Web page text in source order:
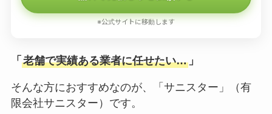
※公式サイトに移動します
「 老舗で実績ある業者に任せたい…」
そんな方におすすめなのが、「サニスター」（有
限会社サニスター）です。